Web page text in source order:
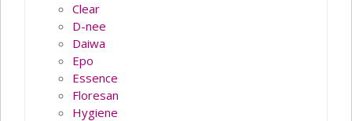
Clear
D-nee
Daiwa
Epo
Essence
Floresan
Hygiene